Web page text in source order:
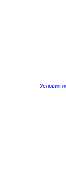
Условия